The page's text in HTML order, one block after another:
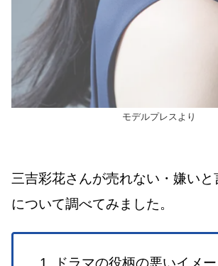
モデルプレスより
三吉彩花さんが売れない・嫌いと
について調べてみました。
ドラマの役柄の悪いイメ